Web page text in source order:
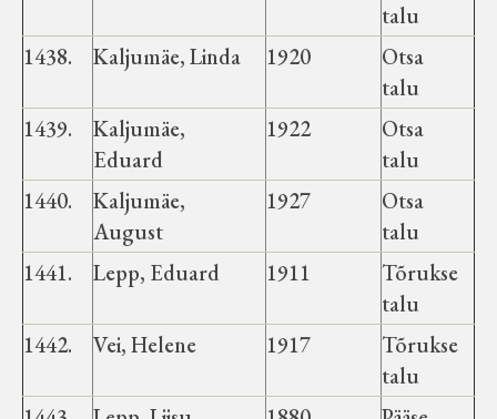
Velise vald
Vigala vald
Velise kultuuri ja hariduse selts
Virtuaalnäitused
talu
1438.
Kaljumäe, Linda 1920
Otsa
talu
1439.
Kaljumäe,
Eduard
1922
Otsa
talu
1440.
Kaljumäe,
August
1927
Otsa
talu
1441.
Lepp, Eduard 1911
Tõrukse
talu
1442.
Vei, Helene 1917
Tõrukse
talu